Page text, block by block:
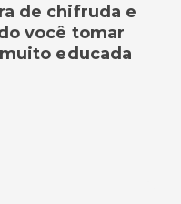
de chifruda e
você tomar
educada